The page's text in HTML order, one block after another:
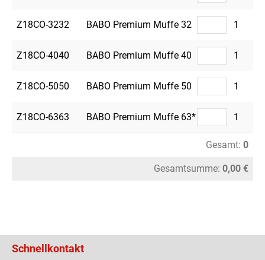
Z18CO-3232 BABO Premium Muffe 32 1
Z18CO-4040 BABO Premium Muffe 40 1
Z18CO-5050 BABO Premium Muffe 50 1
Z18CO-6363 BABO Premium Muffe 63* 1
Gesamt: 0
Gesamtsumme: 0,00 €
Schnellkontakt